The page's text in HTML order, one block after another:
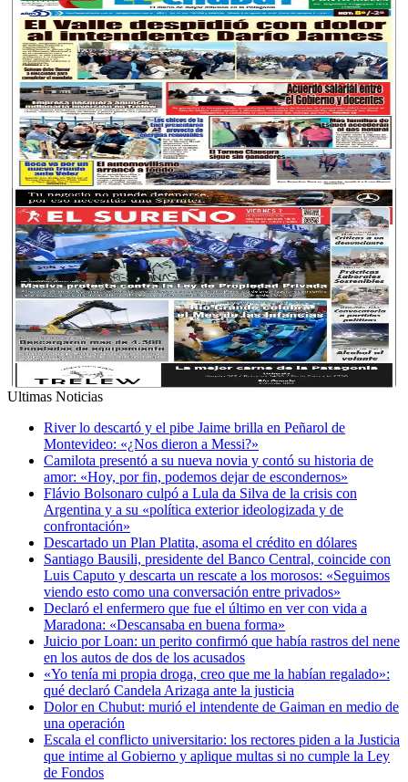
Ultimas Noticias
River lo descartó y el pibe Jaime brilla en Peñarol de
Montevideo: «¿Nos dieron a Messi?»
Camilota presentó a su nueva novia y contó su historia de
amor: «Hoy, por fin, podemos dejar de escondernos»
Flávio Bolsonaro culpó a Lula da Silva de la crisis con
Argentina y a su «política exterior ideologizada y de
confrontación»
Descartado un Plan Platita, asoma el crédito en dólares
Santiago Bausili, presidente del Banco Central, coincide con
Luis Caputo y descarta un rescate a los morosos: «Seguimos
viendo esto como una conversación entre privados»
Declaró el enfermero que fue el último en ver con vida a
Maradona: «Descansaba en buena forma»
Juicio por Loan: un perito confirmó que había rastros del nene
en los autos de dos de los acusados
«Yo tenía mi propia droga, creo que me la habían regalado»:
qué declaró Candela Arizaga ante la justicia
Dolor en Chubut: murió el intendente de Gaiman en medio de
una operación
Escala el conflicto universitario: los rectores piden a la Justicia
que intime al Gobierno y aplique multas si no cumple la Ley
de Fondos